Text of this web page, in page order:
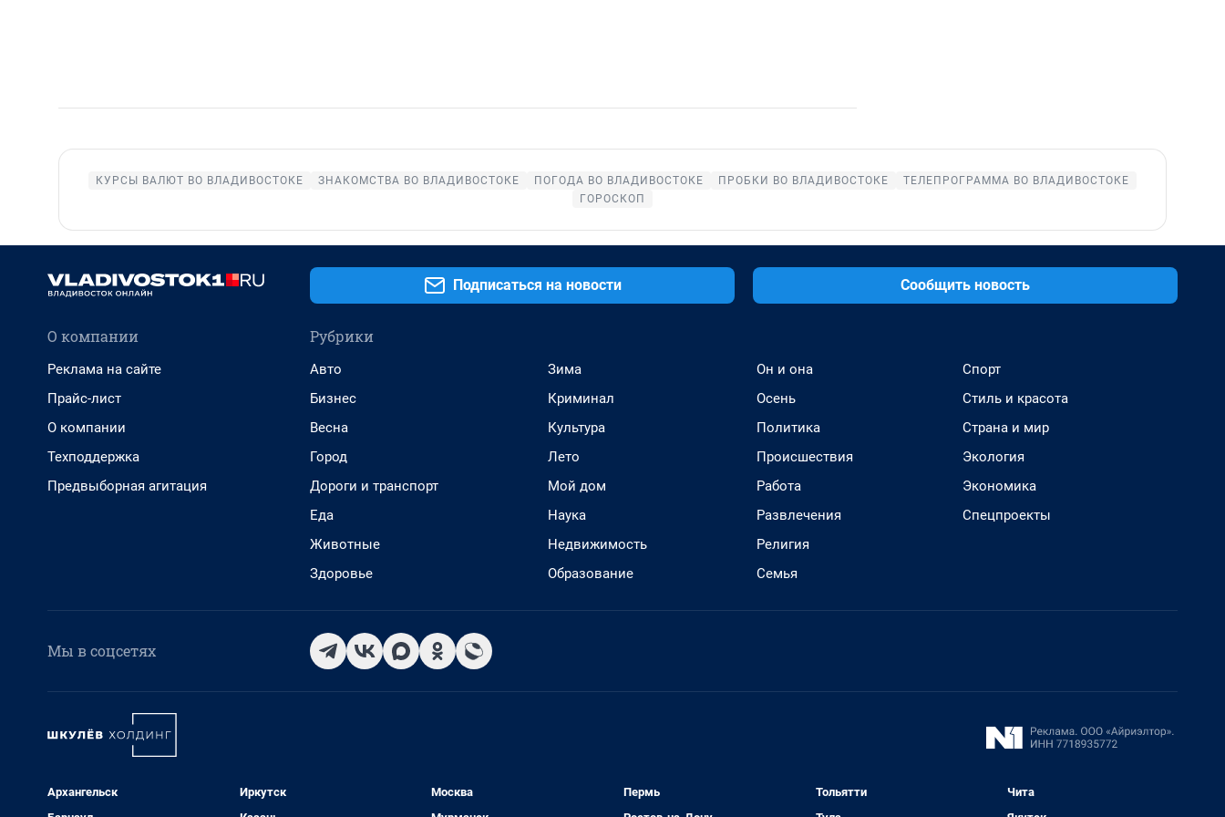
КУРСЫ ВАЛЮТ ВО ВЛАДИВОСТОКЕ ЗНАКОМСТВА ВО ВЛАДИВОСТОКЕ ПОГОДА ВО ВЛАДИВОСТОКЕ ПРОБКИ ВО ВЛАДИВОСТОКЕ
ТЕЛЕПРОГРАММА ВО ВЛАДИВОСТОКЕ
ГОРОСКОП
Подписаться на новости Сообщить новость
О компании
Реклама на сайте
Прайс-лист
О компании
Техподдержка
Предвыборная агитация
Рубрики
Авто
Бизнес
Весна
Город
Дороги и транспорт
Еда
Животные
Здоровье
Зима
Криминал
Культура
Лето
Мой дом
Наука
Недвижимость
Образование
Он и она
Осень
Политика
Происшествия
Работа
Развлечения
Религия
Семья
Спорт
Стиль и красота
Страна и мир
Экология
Экономика
Спецпроекты
Мы в соцсетях
Архангельск
Иркутск
Москва
Пермь
Тольятти
Чита